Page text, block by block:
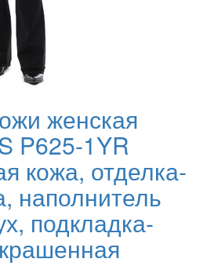
женская
P625-1YR
кожа, отделка-
наполнитель
подкладка-